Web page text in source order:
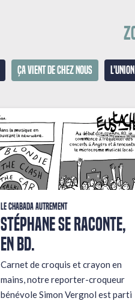
Ça vient de chez nous
Le Chabada autrement
STÉPHANE SE RACONTE,
EN BD.
Carnet de croquis et crayon en
mains, notre reporter-croqueur
bénévole Simon Vergnol est parti